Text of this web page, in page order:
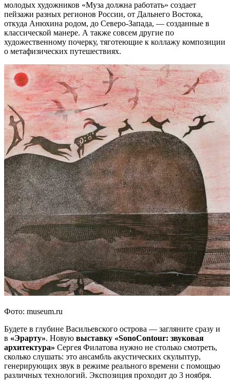
молодых художников «Муза должна работать» создает
пейзажи разных регионов России, от Дальнего Востока,
откуда Анюхина родом, до Северо-Запада, — созданные в
классической манере. А также совсем другие по
художественному почерку, тяготеющие к коллажу композиции
о метафизических путешествиях.
Фото: museum.ru
Будете в глубине Васильевского острова — загляните сразу и
в «Эрарту». Новую выставку «SonoContour: звуковая
архитектура» Сергея Филатова нужно не столько смотреть,
сколько слушать: это ансамбль акустических скульптур,
генерирующих звук в режиме реального времени с помощью
различных технологий. Экспозиция проходит до 3 ноября.